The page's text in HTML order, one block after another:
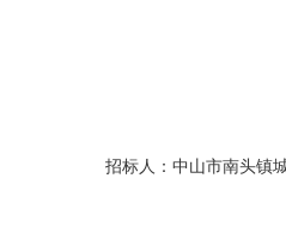
招标人：中山市南头镇